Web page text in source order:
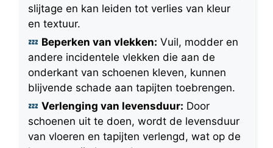
slijtage en kan leiden tot verlies van kleur
en textuur.
Beperken van vlekken: Vuil, modder en
andere incidentele vlekken die aan de
onderkant van schoenen kleven, kunnen
blijvende schade aan tapijten toebrengen.
Verlenging van levensduur: Door
schoenen uit te doen, wordt de levensduur
van vloeren en tapijten verlengd, wat op de